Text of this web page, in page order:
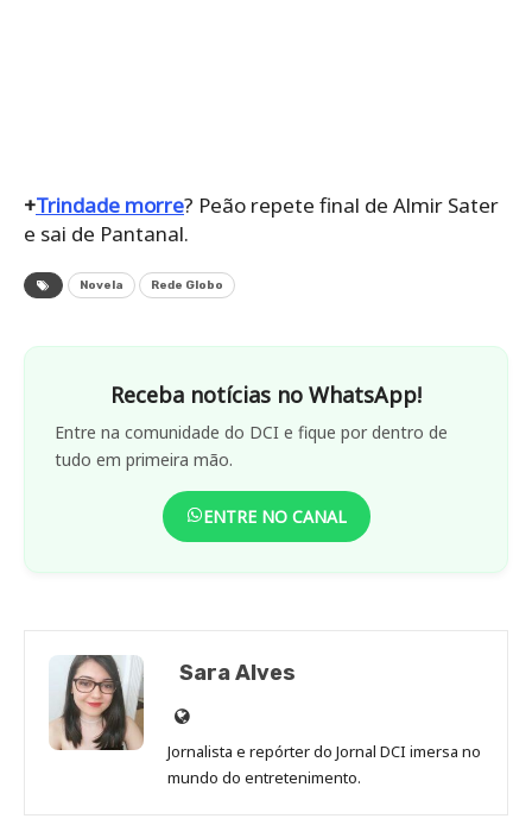
+Trindade morre? Peão repete final de Almir Sater
e sai de Pantanal.
Novela Rede Globo
Receba notícias no WhatsApp!
Entre na comunidade do DCI e fique por dentro de
tudo em primeira mão.
ENTRE NO CANAL
Sara Alves
Site
de
Sara
Jornalista e repórter do Jornal DCI imersa no
mundo do entretenimento.